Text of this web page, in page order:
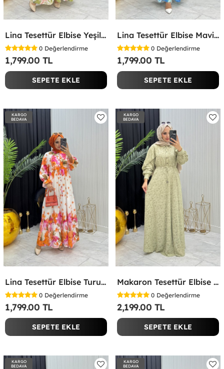
Lina Tesettür Elbise Yeşil Yeşil
0 Değerlendirme
1,799.00 TL
SEPETE EKLE
Lina Tesettür Elbise Mavi Mavi
0 Değerlendirme
1,799.00 TL
SEPETE EKLE
KARGO
BEDAVA
Lina Tesettür Elbise Turuncu Turuncu
0 Değerlendirme
1,799.00 TL
SEPETE EKLE
KARGO
BEDAVA
Makaron Tesettür Elbise Yeşil Yeşil
0 Değerlendirme
2,199.00 TL
SEPETE EKLE
KARGO
BEDAVA
KARGO
BEDAVA